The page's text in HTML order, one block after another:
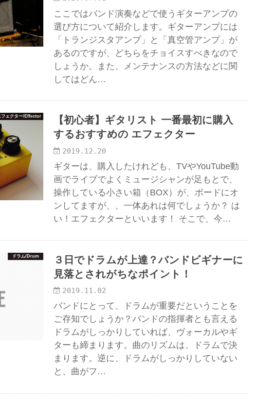
ここではバンド演奏などで使うギターアンプの
選び方について紹介します。ギターアンプには
「トランジスタアンプ」と「真空管アンプ」が
あるのですが、どちらをチョイスすべきなので
しょうか。また、メンテナンスの方法などに関
してはどん…
フェクター/Effector
【初心者】ギタリスト 一番最初に購入
するおすすめの エフェクター
2019.12.20
ギターは、購入したけれども、TVやYouTube動
画でライブでよくミュージシャンが足もとで、
操作している小さい箱（BOX）が、ボードにオ
ンしてますが、、一体あれは何でしょうか？ は
い！エフェクターといいます！ そこで、今…
ドラム/Drum
３日でドラムが上達？バンドビギナーに
見落とされがちなポイント！
2019.11.02
バンドにとって、ドラムが重要だということを
ご存知でしょうか？バンドの指揮者とも言える
ドラムがしっかりしていれば、ヴォーカルやギ
ターも締まります。曲のリズムは、ドラムで決
まります。逆に、ドラムがしっかりしていない
と、曲がフ…